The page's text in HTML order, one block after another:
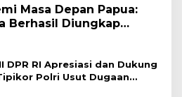
Masa Depan Papua:
Berhasil Diungkap
DPR RI Apresiasi dan Dukung
Polri Usut Dugaan
Bara